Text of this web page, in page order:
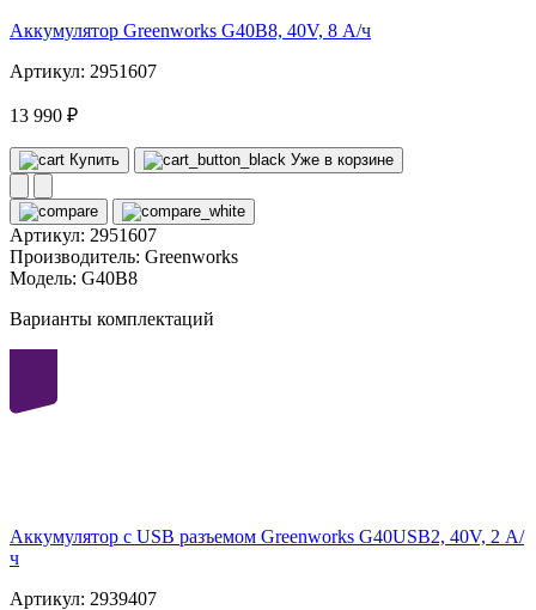
Аккумулятор Greenworks G40B8, 40V, 8 А/ч
Артикул: 2951607
13 990 ₽
Купить Уже в корзине
Артикул: 2951607
Производитель: Greenworks
Модель: G40B8
Варианты комплектаций
Аккумулятор с USB разъемом Greenworks G40USB2, 40V, 2 А/
ч
Артикул: 2939407